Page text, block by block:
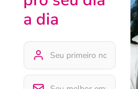
a dia